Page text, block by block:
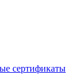
сертификаты